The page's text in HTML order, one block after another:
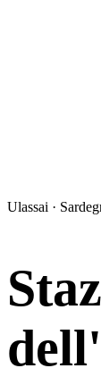
Ulassai ·